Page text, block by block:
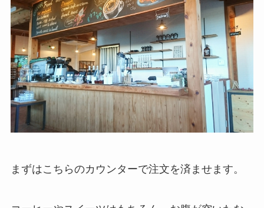
まずはこちらのカウンターで注文を済ませます。